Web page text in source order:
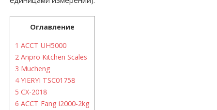
Оглавление
1 ACCT UH5000
2 Anpro Kitchen Scales
3 Mucheng
4YIERYI TSC01758
5 CX-2018
6 ACCT Fang i2000-2kg